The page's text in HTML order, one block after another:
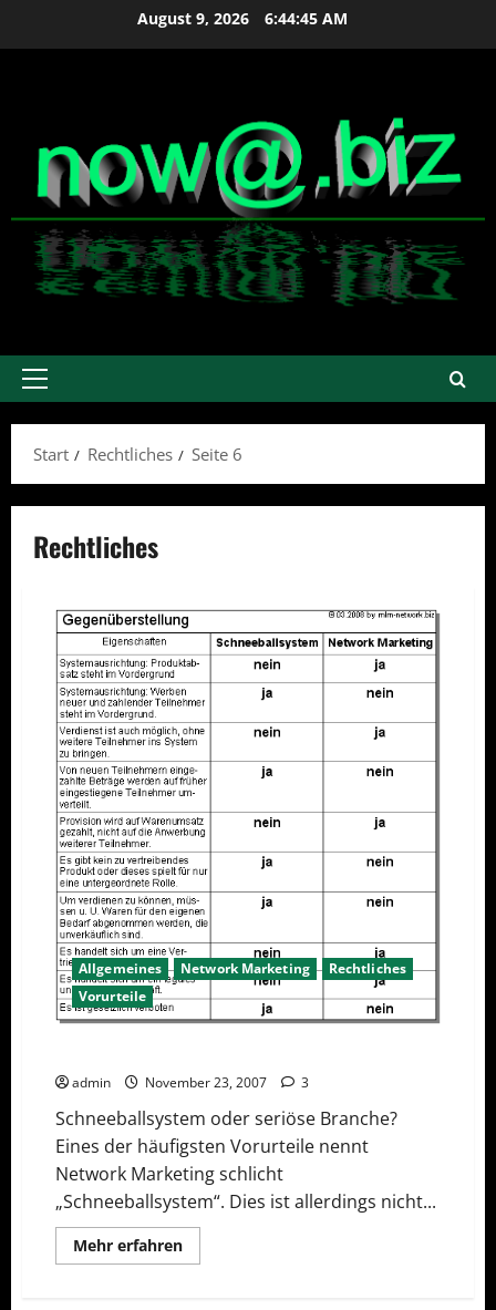
August 9, 2026 6:44:46 AM
Primäres
Start
Rechtliches Seite 6
Rechtliches
Allgemeines Network Marketing
Rechtliches
Vorurteile
admin November 23, 2007 3
Schneeballsystem oder seriöse Branche?
Eines der häufigsten Vorurteile nennt
Network Marketing schlicht
„Schneeballsystem“. Dies ist allerdings nicht...
Mehr erfahrenMehr
Informationen